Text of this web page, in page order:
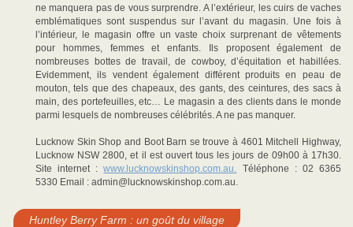
ne manquera pas de vous surprendre. A l’extérieur, les cuirs de vaches
emblématiques sont suspendus sur l’avant du magasin. Une fois à
l’intérieur, le magasin offre un vaste choix surprenant de vêtements
pour hommes, femmes et enfants. Ils proposent également de
nombreuses bottes de travail, de cowboy, d’équitation et habillées.
Evidemment, ils vendent également différent produits en peau de
mouton, tels que des chapeaux, des gants, des ceintures, des sacs à
main, des portefeuilles, etc… Le magasin a des clients dans le monde
parmi lesquels de nombreuses célébrités. A ne pas manquer.
Lucknow Skin Shop and Boot Barn se trouve à 4601 Mitchell Highway,
Lucknow NSW 2800, et il est ouvert tous les jours de 09h00 à 17h30.
Site internet :www.lucknowskinshop.com.au. Téléphone : 02 6365
5330 Email : admin@lucknowskinshop.com.au.
Huntley Berry Farm : un goût du village